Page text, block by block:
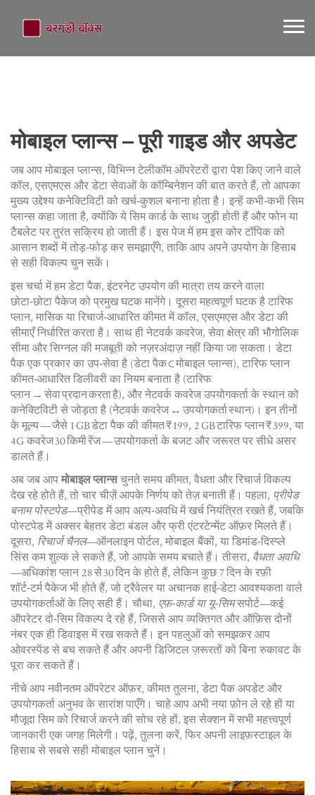
मोबाइल प्लान्स – पूरी गाइड और अपडेट
जब आपमोबाइल प्लान्स, विभिन्न टेलीकॉम ऑपरेटरों द्वारा पेश किए जाने वाले
कॉल, एसएमएस और डेटा सेवाओं के कॉम्बिनेशनकी बात करते हैं, तो आपका
मुख्य उद्देश्य कनेक्टिविटी को खर्च‑कुशल बनाना होता है। इन्हें कभी‑कभीसिम
प्लान्सकहा जाता है, क्योंकि ये सिम कार्ड के साथ जुड़ी होती हैं और फोन या
टैबलेट पर तुरंत सक्रिय हो जाती हैं। इस पेज में हम इस कोर टॉपिक को
आसान शब्दों में तोड़‑फोड़ कर समझाएँगे, ताकि आप अपने उपयोग के हिसाब
से सही विकल्प चुन सकें।
इस चर्चा में हमडेटा पैक, इंटरनेट उपयोग की मात्रा तय करने वाला
छोटा‑छोटा पैकेजको प्रमुख घटक मानेंगे। दूसरा महत्वपूर्ण घटक हैटारिफ
प्लान, मासिक या रिचार्ज‑आधारित कीमत में कॉल, एसएमएस और डेटा की
सीमाएँ निर्धारित करता है । साथ हीनेटवर्क कवरेज, सेवा क्षेत्र की भौगोलिक
सीमा और सिग्नल की मजबूतीको नज़रअंदाज़ नहीं किया जा सकता। डेटा
पैक एक प्रकार का उप‑सेवा है (डेटा पैक ⊂ मोबाइल प्लान्स), टारिफ प्लान
कीमत‑आधारित डिलीवरी का नियम बनाता है (टारिफ
प्लान → सेवा प्रदान करता है), और नेटवर्क कवरेज उपयोगकर्ता के स्थान को
कनेक्टिविटी से जोड़ता है (नेटवर्क कवरेज ↔ उपयोगकर्ता स्थान)। इन तीनों
के मूल्य — जैसे 1 GB डेटा पैक की कीमत ₹ 199, 2 GB टारिफ प्लान ₹ 399, या
4G कवरेज 30 किमी रेंज — उपयोगकर्ता के बजट और जरूरत पर सीधे असर
डालते हैं।
अब जब आपमोबाइल प्लान्सचुनते समय कीमत, वैधता और रिचार्ज विकल्प
देख रहे होते हैं, तो चार चीज़ें आपके निर्णय को तेज़ बनाती हैं। पहला, प्रीपेड
बनाम पोस्टपेड—प्रीपेड में आप अल्प‑अवधि में खर्च नियंत्रित रखते हैं, जबकि
पोस्टपेड में अक्सर बेहतर डेटा बंडल और फ्री एंटरटेन्मेंट ऑफ़र मिलते हैं।
दूसरा, रिचार्ज चैनल—ऑनलाइन पोर्टल, मोबाइल बैंकों, या डिमांड‑दिस्प्ले
सिंस कम शुल्क ले सकते हैं, जो आपके समय बचाते हैं। तीसरा, वैधता अवधि
—अधिकांश प्लान 28 से 30 दिन के होते हैं, लेकिन कुछ 7 दिन के रफ़ी
शॉर्ट‑टर्म पैकेज भी होते हैं, जो ट्रैवेलर या अचानक हाई‑डेटा आवश्यकता वाले
उपयोगकर्ताओं के लिए सही हैं। चौथा, एफ़‑कार्ड या यू‑सिमसपोर्ट—कई
ऑपरेटर दो‑सिम विकल्प दे रहे हैं, जिससे आप व्यक्तिगत और ऑफ़िस दोनों
नंबर एक ही डिवाइस में रख सकते हैं। इन पहलुओं को समझकर आप
ओवरस्पेंड से बच सकते हैं और अपनी डिजिटल ज़रूरतों को बिना रुकावट के
पूरा कर सकते हैं।
नीचे आप नवीनतम ऑपरेटर ऑफ़र, कीमत तुलना, डेटा पैक अपडेट और
उपयोगकर्ता अनुभव के सारांश पाएँगे। चाहे आप अभी नया फ़ोन ले रहे हों या
मौजूदा सिम को रिचार्ज करने की सोच रहे हों, इस सेक्शन में सभी महत्त्वपूर्ण
जानकारी एक जगह मिलेगी। पढ़ें, तुलना करें, फिर अपनी लाइफ़स्टाइल के
हिसाब से सबसे सही मोबाइल प्लान चुनें।